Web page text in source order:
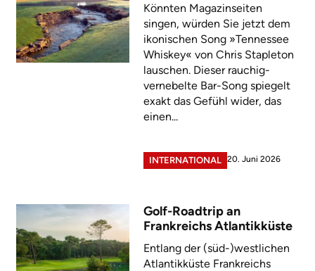
Könnten Magazinseiten
singen, würden Sie jetzt dem
ikonischen Song »Tennessee
Whiskey« von Chris Stapleton
lauschen. Dieser rauchig-
vernebelte Bar-Song spiegelt
exakt das Gefühl wider, das
einen...
INTERNATIONAL 20. Juni 2026
Golf-Roadtrip an
Frankreichs Atlantikküste
Entlang der (süd-)westlichen
Atlantikküste Frankreichs